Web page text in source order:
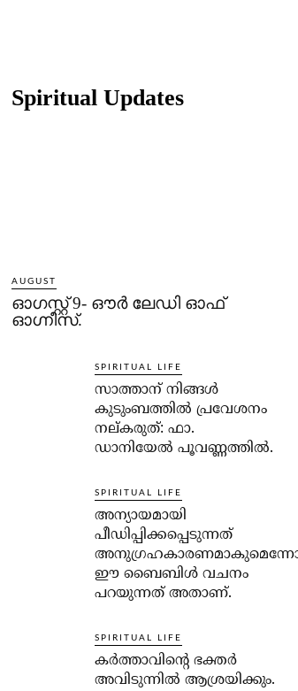
Spiritual Updates
AUGUST
ഓഗസ്റ്റ് 9- ഔര്‍ ലേഡി ഓഫ്
ഓഗ്നീസ്.
SPIRITUAL LIFE
സാത്താന് നിങ്ങള്‍
കുടുംബത്തില്‍ പ്രവേശനം
നല്കരുത്: ഫാ.
ഡാനിയേല്‍ പൂവണ്ണത്തില്‍.
SPIRITUAL LIFE
അന്യായമായി
പീഡിപ്പിക്കപ്പെടുന്നത്
ഈ ബൈബിള്‍ വചനം
പറയുന്നത് അതാണ്.
SPIRITUAL LIFE
കര്‍ത്താവിന്റെ ഭക്തര്‍
അവിടുന്നില്‍ ആശ്രയിക്കും.